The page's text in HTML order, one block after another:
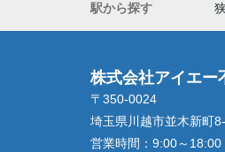
駅から探す
株式会社アイエー
〒350-0024
埼玉県川越市並木新町
営業時間： 9:00～18:00